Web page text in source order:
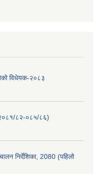
विधेयक-२०८३
८२-०८५/८६)
निर्देशिका, 2080 (पहिलो